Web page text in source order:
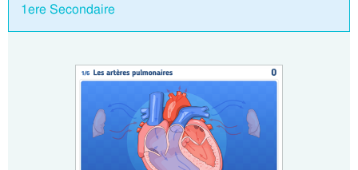
1ere Secondaire